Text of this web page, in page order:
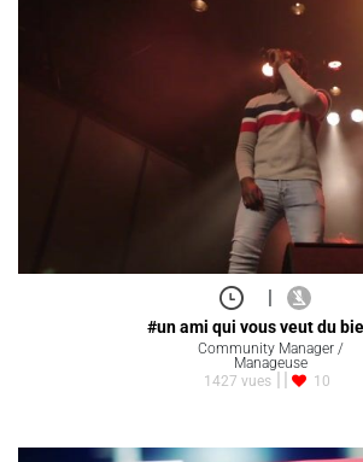
|
#un ami qui vous veut du
Community Manager /
Manageuse
1427 vues
10